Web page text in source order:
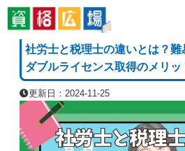
資格広場≫ 司法・法律系≫ 社労士と税理士の
[PR]
社労士と税理士の違いとは？
ダブルライセンス取得のメリッ
更新日：2024-11-25